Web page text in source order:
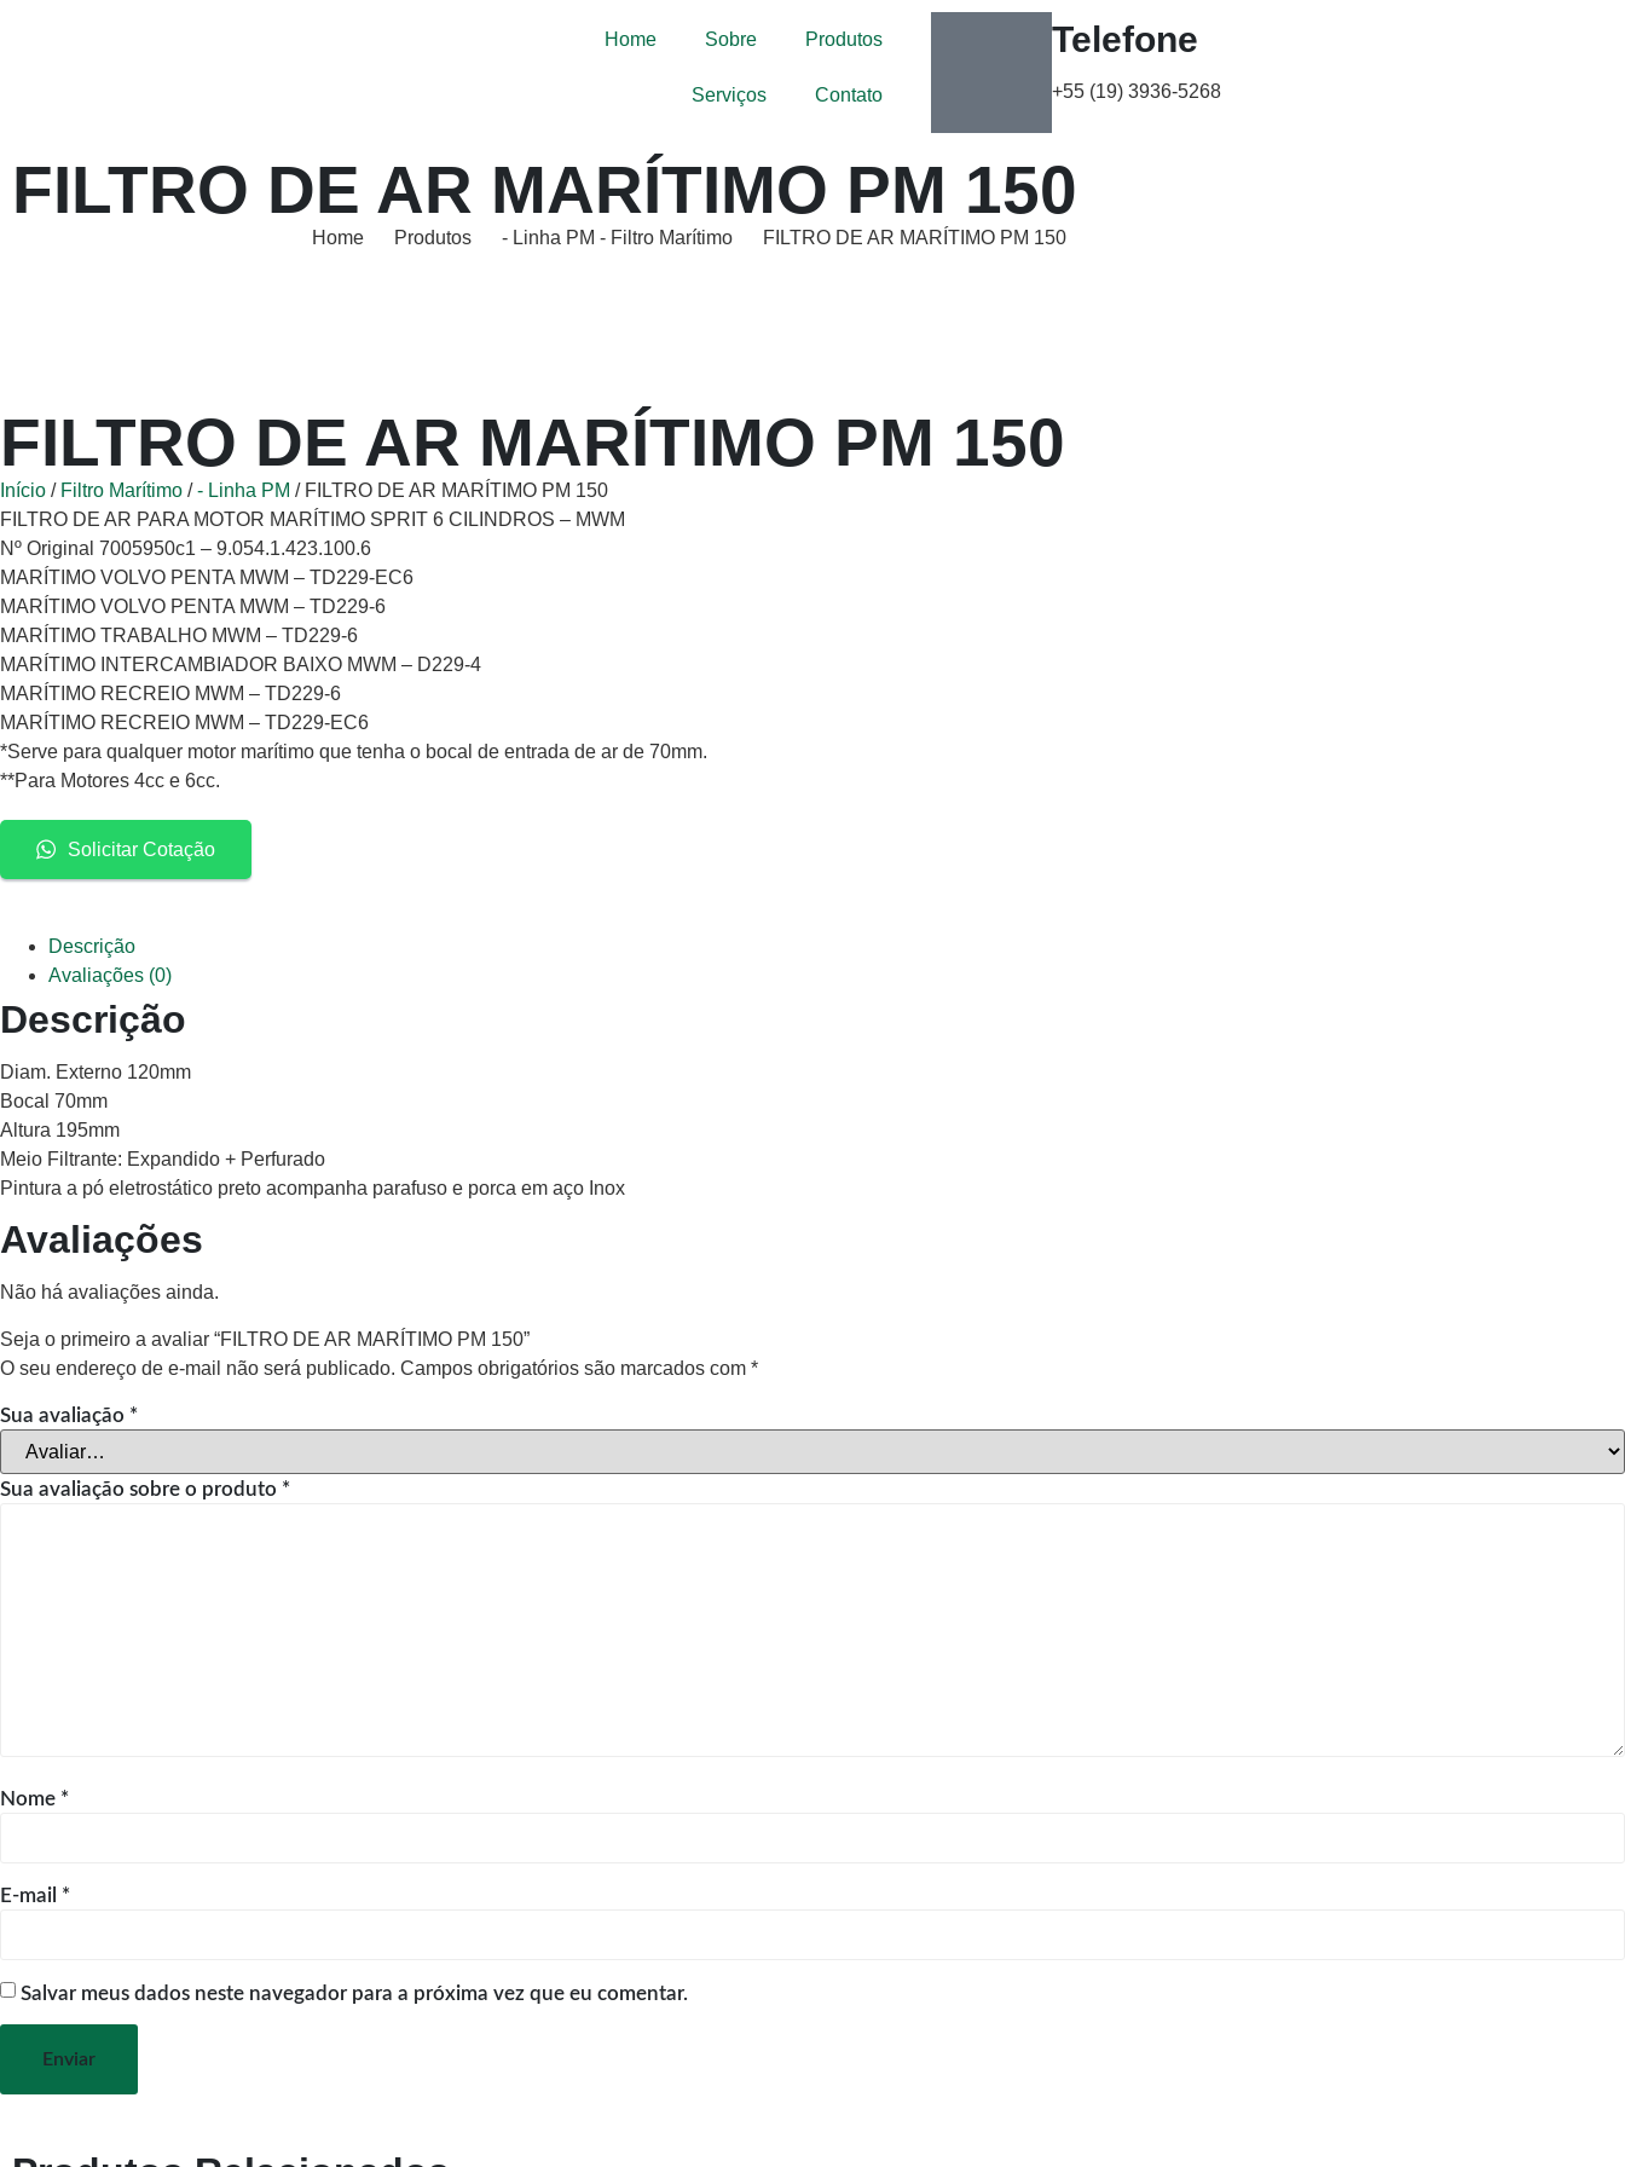
Home Sobre Produtos
Serviços Contato
Telefone
+55 (19) 3936-5268
FILTRO DE AR MARÍTIMO PM 150
Home Produtos - Linha PM - Filtro Marítimo FILTRO DE AR MARÍTIMO PM 150
FILTRO DE AR MARÍTIMO PM 150
Início / Filtro Marítimo /- Linha PM / FILTRO DE AR MARÍTIMO PM 150
FILTRO DE AR PARA MOTOR MARÍTIMO SPRIT 6 CILINDROS – MWM
Nº Original 7005950c1 – 9.054.1.423.100.6
MARÍTIMO VOLVO PENTA MWM – TD229-EC6
MARÍTIMO VOLVO PENTA MWM – TD229-6
MARÍTIMO TRABALHO MWM – TD229-6
MARÍTIMO INTERCAMBIADOR BAIXO MWM – D229-4
MARÍTIMO RECREIO MWM – TD229-6
MARÍTIMO RECREIO MWM – TD229-EC6
*Serve para qualquer motor marítimo que tenha o bocal de entrada de ar de 70mm.
**Para Motores 4cc e 6cc.
Solicitar Cotação
Descrição
Avaliações (0)
Descrição
Diam. Externo 120mm
Bocal 70mm
Altura 195mm
Meio Filtrante: Expandido + Perfurado
Pintura a pó eletrostático preto acompanha parafuso e porca em aço Inox
Avaliações
Não há avaliações ainda.
Seja o primeiro a avaliar “FILTRO DE AR MARÍTIMO PM 150”
O seu endereço de e-mail não será publicado. Campos obrigatórios são marcados com *
Sua avaliação *
Sua avaliação sobre o produto *
Nome *
E-mail *
Salvar meus dados neste navegador para a próxima vez que eu comentar.